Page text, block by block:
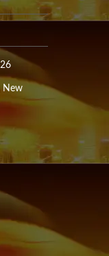
New